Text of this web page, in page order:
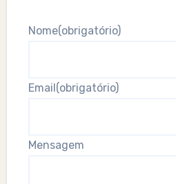
Nome(obrigatório)
Email (obrigatório)
Mensagem